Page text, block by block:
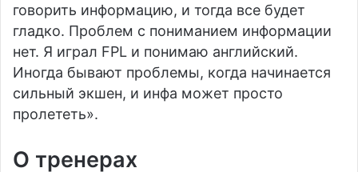
говорить информацию, и тогда все будет
гладко. Проблем с пониманием информации
нет. Я играл FPL и понимаю английский.
Иногда бывают проблемы, когда начинается
сильный экшен, и инфа может просто
пролететь».
О тренерах